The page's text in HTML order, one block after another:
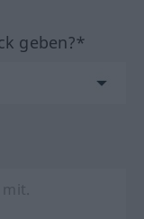
geben?*